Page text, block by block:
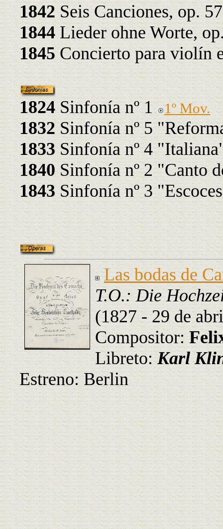
1842 Seis Canciones, op. 57
1844 Lieder ohne Worte,
1845 Concierto para violín
1824 Sinfonía nº 1 1º Mov.
1832 Sinfonía nº 5
1833 Sinfonía nº 4
1840 Sinfonía nº 2 "Canto
1843 Sinfonía nº 3
Las bodas de
T.O.: Die
(1827 - 29 de
Compositor:
Libreto:Karl
Estreno: Berlin